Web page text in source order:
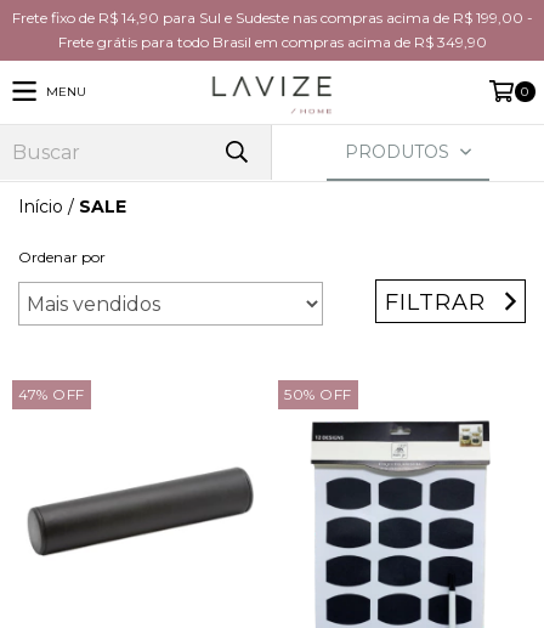
Frete fixo de R$ 14,90 para Sul e Sudeste nas compras acima de R$ 199,00 -
Frete grátis para todo Brasil em compras acima de R$ 349,90
MENU 0
PRODUTOS
Início / SALE
Ordenar por
FILTRAR
47% OFF 50% OFF